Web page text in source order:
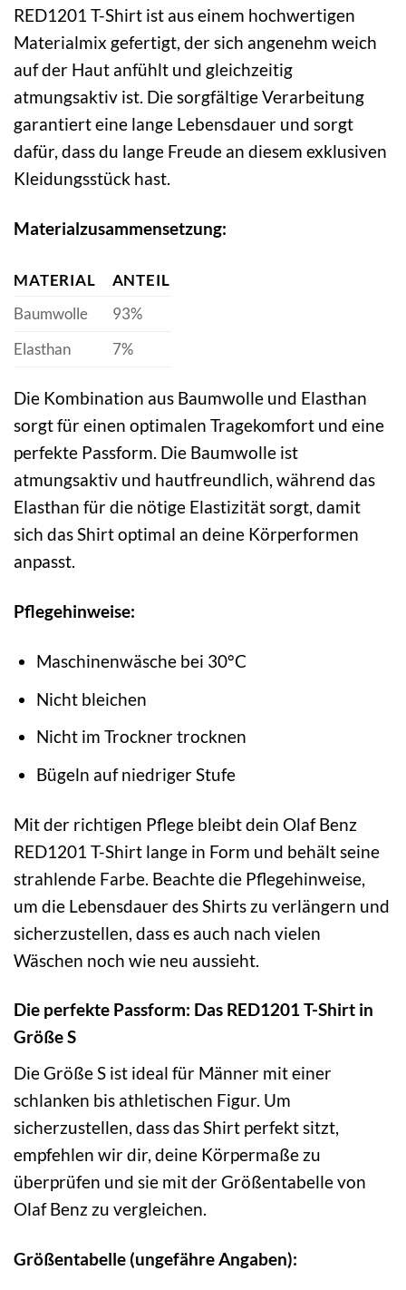
RED1201 T-Shirt ist aus einem hochwertigen
Materialmix gefertigt, der sich angenehm weich
auf der Haut anfühlt und gleichzeitig
atmungsaktiv ist. Die sorgfältige Verarbeitung
garantiert eine lange Lebensdauer und sorgt
dafür, dass du lange Freude an diesem exklusiven
Kleidungsstück hast.
Materialzusammensetzung:
MATERIAL
ANTEIL
Baumwolle
93%
Elasthan
7%
Die Kombination aus Baumwolle und Elasthan
sorgt für einen optimalen Tragekomfort und eine
perfekte Passform. Die Baumwolle ist
atmungsaktiv und hautfreundlich, während das
Elasthan für die nötige Elastizität sorgt, damit
sich das Shirt optimal an deine Körperformen
anpasst.
Pflegehinweise:
Maschinenwäsche bei 30°C
Nicht bleichen
Nicht im Trockner trocknen
Bügeln auf niedriger Stufe
Mit der richtigen Pflege bleibt dein Olaf Benz
RED1201 T-Shirt lange in Form und behält seine
strahlende Farbe. Beachte die Pflegehinweise,
um die Lebensdauer des Shirts zu verlängern und
sicherzustellen, dass es auch nach vielen
Wäschen noch wie neu aussieht.
Die perfekte Passform: Das RED1201 T-Shirt in
Größe S
Die Größe S ist ideal für Männer mit einer
schlanken bis athletischen Figur. Um
sicherzustellen, dass das Shirt perfekt sitzt,
empfehlen wir dir, deine Körpermaße zu
überprüfen und sie mit der Größentabelle von
Olaf Benz zu vergleichen.
Größentabelle (ungefähre Angaben):